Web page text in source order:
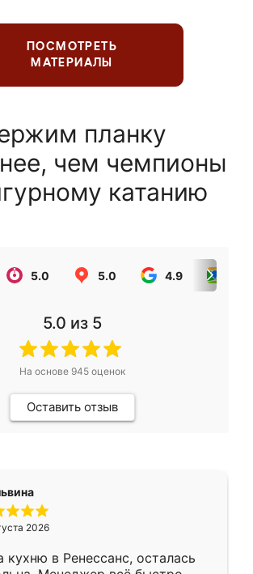
ПОСМОТРЕТЬ
МАТЕРИАЛЫ
планку
чем чемпионы
катанию
5.0 5.0 4.9
5.0 из 5
На основе 945оценок
Оставить отзыв
2026
кухню в Ренессанс, осталась